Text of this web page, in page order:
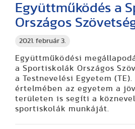
2021. február 3.
Együttműködés a
Országos
Együttműködési
a Sportiskolák Országos
a Testnevelési Egyetem
értelmében az egyetem a
területen is segíti a
sportiskolák munkáját.